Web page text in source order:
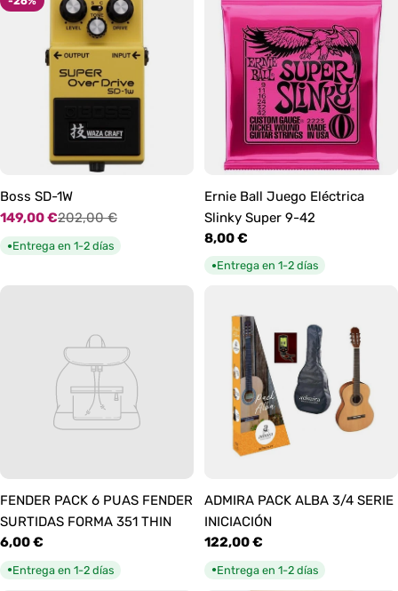
Boss SD-1W
Precio
de
oferta
149,00 €
Precio
habitual
202,00 €
●Entrega en 1-2 días
Ernie Ball Juego Eléctrica
Slinky Super 9-42
Precio
habitual
8,00 €
●Entrega en 1-2 días
FENDER PACK 6 PUAS FENDER
SURTIDAS FORMA 351 THIN
Precio
habitual
6,00 €
●Entrega en 1-2 días
ADMIRA PACK ALBA 3/4 SERIE
INICIACIÓN
Precio
habitual
122,00 €
●Entrega en 1-2 días